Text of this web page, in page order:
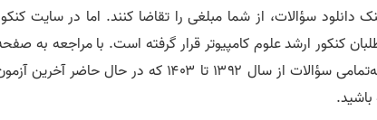
سؤالات، از شما مبلغی را تقاضا کنند. اما در سایت
کنکور ارشد علوم کامپیوتر قرار گرفته است. با مراجعه به
دانلود سؤالات کنکور ارشد علوم کامپیوتر می‌توانید به‌تمامی سؤالات از سال ۱۳۹۲ تا ۱۴۰۳ که در حال حاضر آخرین